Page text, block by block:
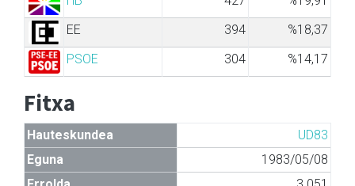
EE
394
%18,37
PSOE
304 %14,17
Fitxa
Hauteskundea
UD83
Eguna
1983/05/08